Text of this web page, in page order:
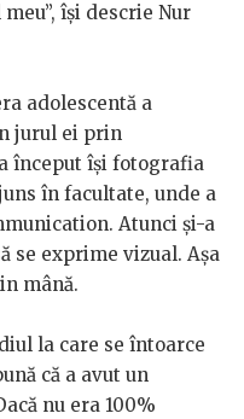
își descrie Nur
adolescentă a
jurul ei prin
început își fotografia
în facultate, unde a
Atunci și-a
se exprime vizual. Așa
mână.
la care se întoarce
că a avut un
nu era 100%